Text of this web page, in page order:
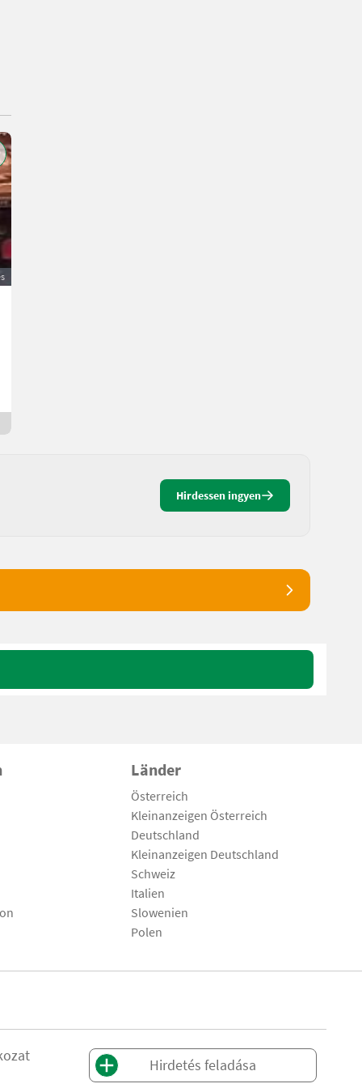
Hirdessen ingyen
Länder
Österreich
Kleinanzeigen Österreich
Deutschland
Kleinanzeigen Deutschland
Schweiz
Italien
Slowenien
Polen
Hirdetés feladása